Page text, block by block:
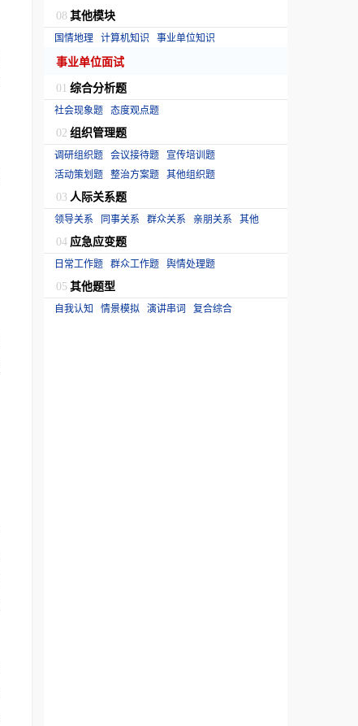
08 其他模块
国情地理 计算机知识 事业单位知识
事业单位面试
01 综合分析题
社会现象题 态度观点题
02 组织管理题
调研组织题 会议接待题 宣传培训题
活动策划题 整治方案题 其他组织题
03 人际关系题
领导关系 同事关系 群众关系 亲朋关系 其他
04 应急应变题
日常工作题 群众工作题 舆情处理题
05 其他题型
自我认知 情景模拟 演讲串词 复合综合